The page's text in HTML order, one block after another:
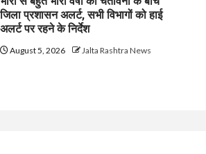
जिला प्रशासन अलर्ट, सभी विभागों को हाई
अलर्ट पर रहने के निर्देश
August 5, 2026 Jalta Rashtra News